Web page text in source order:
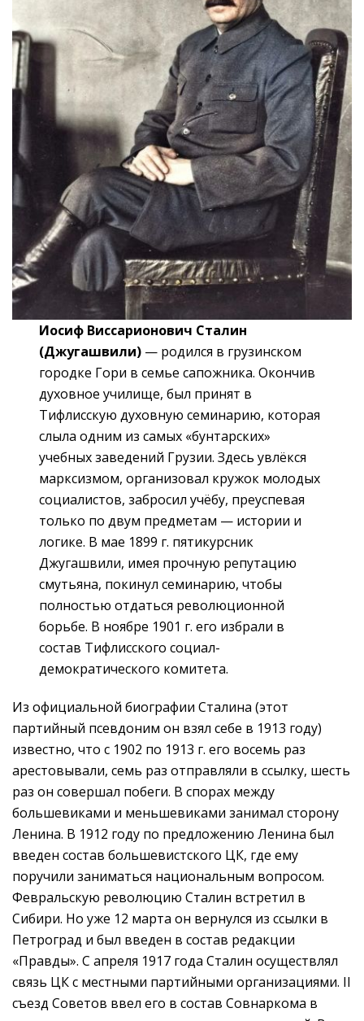
Иосиф Виссарионович Сталин
(Джугашвили) — родился в грузинском
городке Гори в семье сапожника. Окончив
духовное училище, был принят в
Тифлисскую духовную семинарию, которая
слыла одним из самых «бунтарских»
учебных заведений Грузии. Здесь увлёкся
марксизмом, организовал кружок молодых
социалистов, забросил учёбу, преуспевая
только по двум предметам — истории и
логике. В мае 1899 г. пятикурсник
Джугашвили, имея прочную репутацию
смутьяна, покинул семинарию, чтобы
полностью отдаться революционной
борьбе. В ноябре 1901 г. его избрали в
состав Тифлисского социал-
демократического комитета.
Из официальной биографии Сталина (этот
партийный псевдоним он взял себе в 1913 году)
известно, что с 1902 по 1913 г. его восемь раз
арестовывали, семь раз отправляли в ссылку, шесть
раз он совершал побеги. В спорах между
большевиками и меньшевиками занимал сторону
Ленина. В 1912 году по предложению Ленина был
введен состав большевистского ЦК, где ему
поручили заниматься национальным вопросом.
Февральскую революцию Сталин встретил в
Сибири. Но уже 12 марта он вернулся из ссылки в
Петроград и был введен в состав редакции
«Правды». С апреля 1917 года Сталин осуществлял
связь ЦК с местными партийными организациями. II
съезд Советов ввел его в состав Совнаркома в